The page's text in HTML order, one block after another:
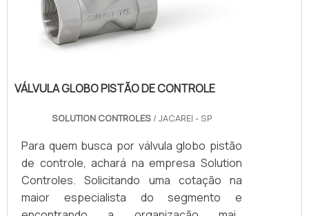
VÁLVULA GLOBO PISTÃO DE CONTROLE
SOLUTION CONTROLES / JACAREI - SP
Para quem busca por válvula globo pistão
de controle, achará na empresa Solution
Controles. Solicitando uma cotação na
maior especialista do segmento e